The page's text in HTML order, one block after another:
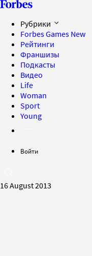
Рубрики
Forbes Games New
Рейтинги
Франшизы
Подкасты
Видео
Life
Woman
Sport
Young
Войти
16 August 2013